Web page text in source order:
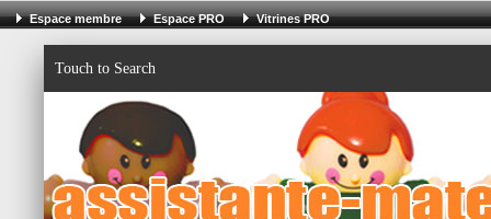
Espace membre Espace PRO Vitrines PRO
Touch to Search